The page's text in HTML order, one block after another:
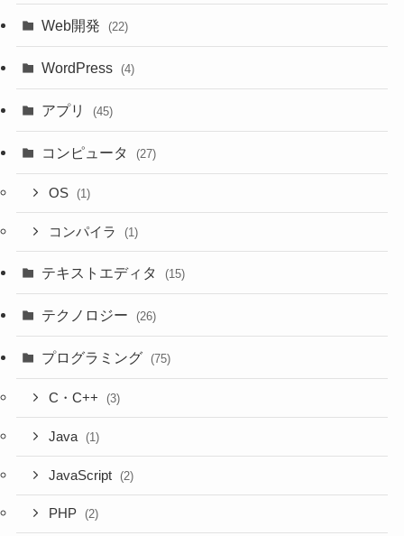
Web開発 (22)
WordPress (4)
アプリ (45)
コンピュータ (27)
OS (1)
コンパイラ (1)
テキストエディタ (15)
テクノロジー (26)
プログラミング (75)
C・C++ (3)
Java (1)
JavaScript (2)
PHP (2)